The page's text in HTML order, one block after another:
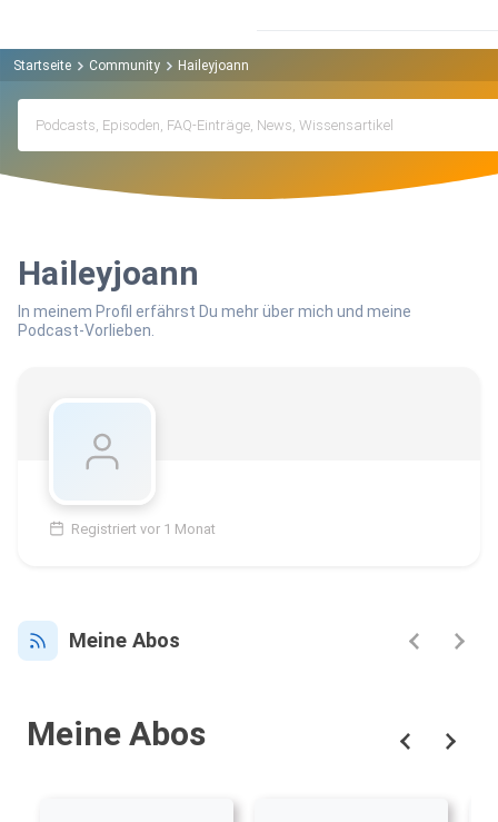
Startseite Community Haileyjoann
Haileyjoann
In meinem Profil erfährst Du mehr über mich und meine
Podcast-Vorlieben.
Registriert vor 1 Monat
Meine Abos
Meine Abos